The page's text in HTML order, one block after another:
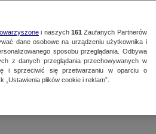
i naszych 161 Zaufanych Partnerów
dane osobowe na urządzeniu użytkownika i
sposobu przeglądania. Odbywa
z danych przeglądania przechowywanych w
i sprzeciwić się przetwarzaniu w oparciu o
plików cookie i reklam”.